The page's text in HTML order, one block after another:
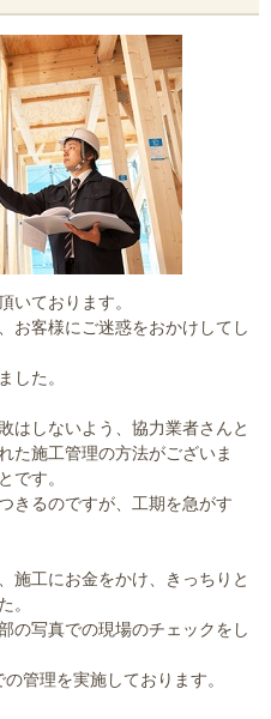
いております。
お客様にご迷惑をおかけしてし
した。
はしないよう、協力業者さんと
た施工管理の方法がございま
です。
きるのですが、工期を急がす
施工にお金をかけ、きっちりと
。
の写真での現場のチェックをし
管理を実施しております。